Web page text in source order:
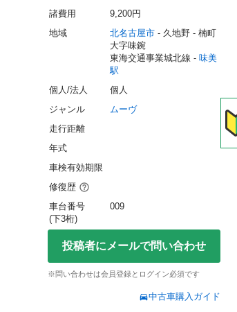
諸費用
9,200円
地域
北名古屋市 - 久地野 - 楠町
大字味鋺
東海交通事業城北線 - 味美
駅
個人/法人
個人
ジャンル
ムーヴ
走行距離
年式
車検有効期限
修復歴
車台番号
(下3桁)
009
投稿者にメールで問い合わせ
※問い合わせは会員登録とログイン必須です
中古車購入ガイド